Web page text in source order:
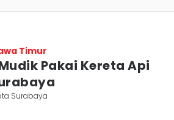
Timur
Pakai Kereta Api
Surabaya